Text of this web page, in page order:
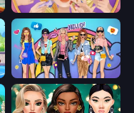
Extreme Makeover
College Girls Team Makeover